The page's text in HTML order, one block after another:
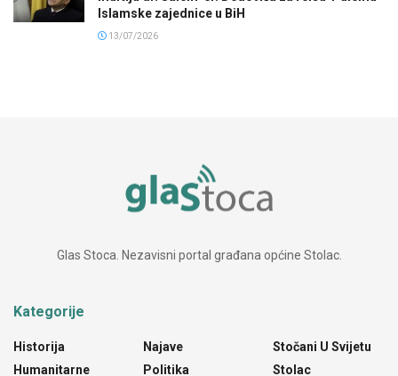
Islamske zajednice u BiH
13/07/2026
Glas Stoca. Nezavisni portal građana općine Stolac.
Kategorije
Historija
Humanitarne
Najave
Politika
Stočani U Svijetu
Stolac